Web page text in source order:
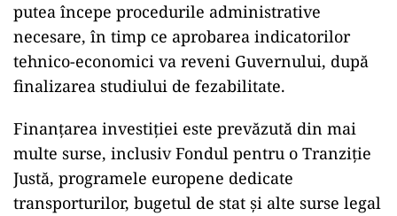
putea începe procedurile administrative
necesare, în timp ce aprobarea indicatorilor
tehnico-economici va reveni Guvernului, după
finalizarea studiului de fezabilitate.
Finanțarea investiției este prevăzută din mai
multe surse, inclusiv Fondul pentru o Tranziție
Justă, programele europene dedicate
transporturilor, bugetul de stat și alte surse legal